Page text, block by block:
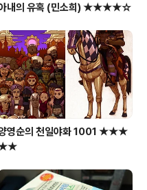
내의 유혹 (민소희) ★★★★☆
영순의 천일야화 1001 ★★★